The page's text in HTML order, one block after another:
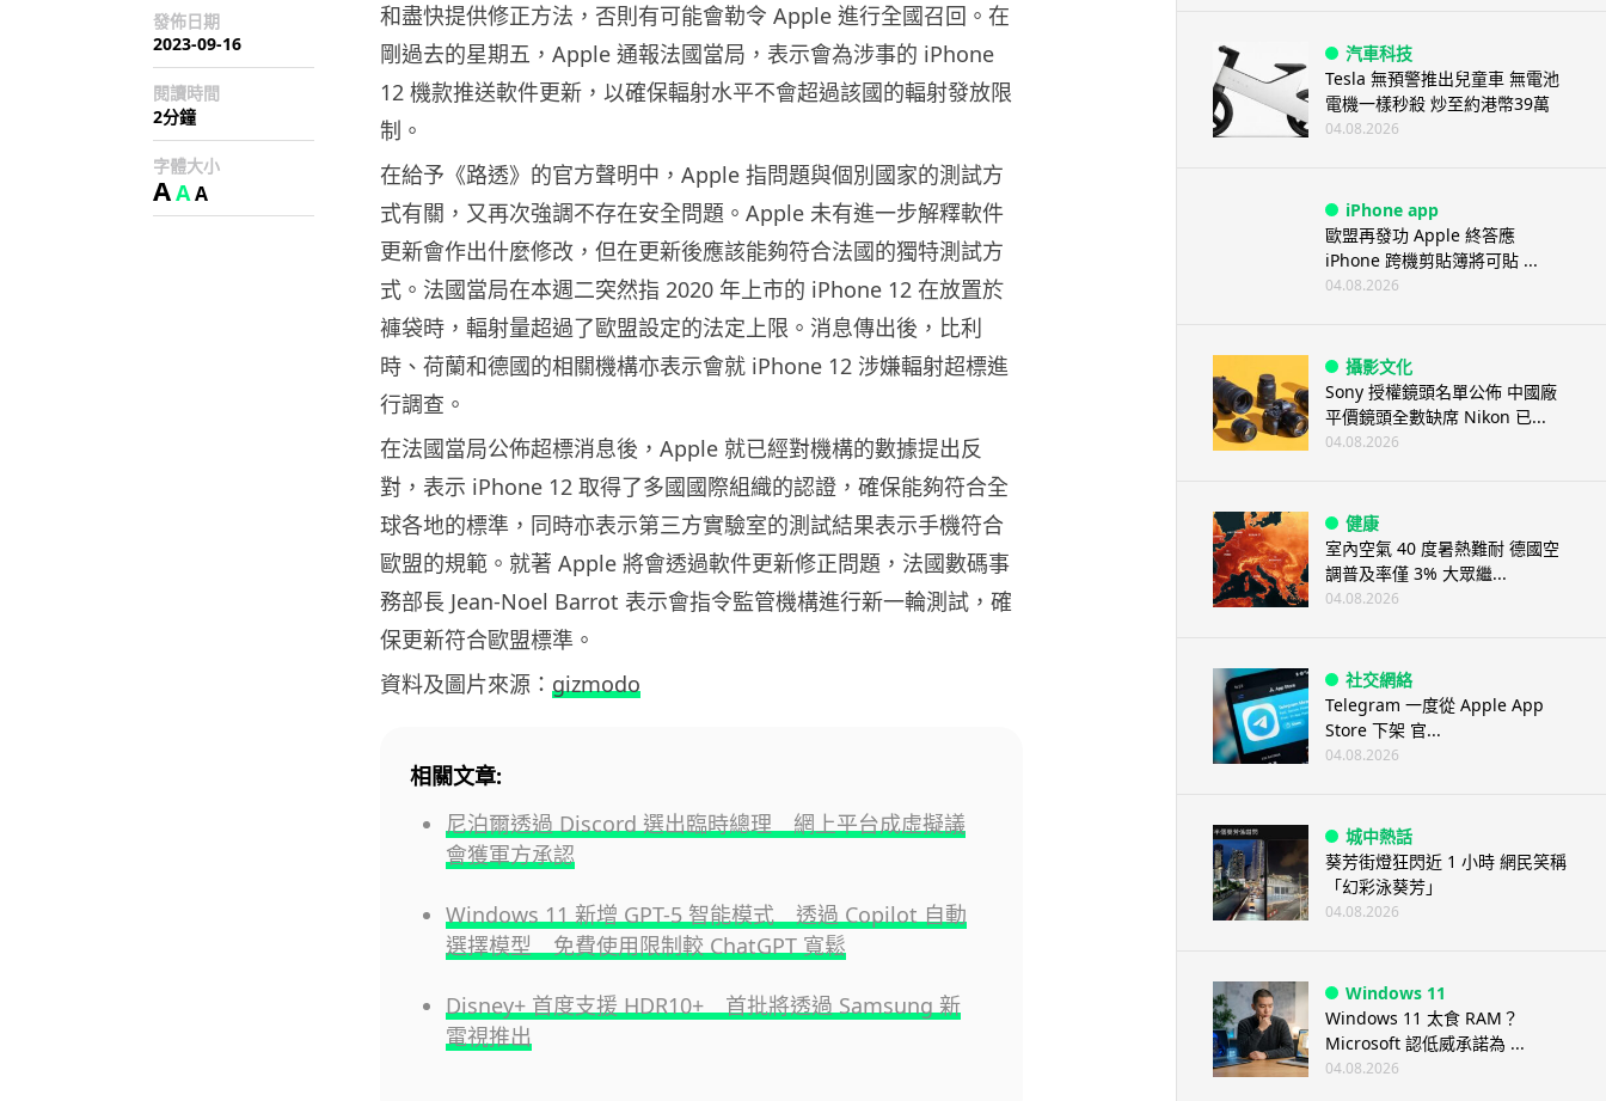
發佈日期
2023-09-16
閱讀時間
2分鐘
字體大小
AAA
和盡快提供修正方法，否則有可能會勒令 Apple 進行全國召回。在
剛過去的星期五，Apple 通報法國當局，表示會為涉事的 iPhone
12 機款推送軟件更新，以確保輻射水平不會超過該國的輻射發放限
制。
在給予《路透》的官方聲明中，Apple 指問題與個別國家的測試方
式有關，又再次強調不存在安全問題。Apple 未有進一步解釋軟件
更新會作出什麼修改，但在更新後應該能夠符合法國的獨特測試方
式。法國當局在本週二突然指 2020 年上市的 iPhone 12 在放置於
褲袋時，輻射量超過了歐盟設定的法定上限。消息傳出後，比利
時、荷蘭和德國的相關機構亦表示會就 iPhone 12 涉嫌輻射超標進
行調查。
在法國當局公佈超標消息後，Apple 就已經對機構的數據提出反
對，表示 iPhone 12 取得了多國國際組織的認證，確保能夠符合全
球各地的標準，同時亦表示第三方實驗室的測試結果表示手機符合
歐盟的規範。就著 Apple 將會透過軟件更新修正問題，法國數碼事
務部長 Jean-Noel Barrot 表示會指令監管機構進行新一輪測試，確
保更新符合歐盟標準。
資料及圖片來源： gizmodo
相關文章:
尼泊爾透過 Discord 選出臨時總理 網上平台成虛擬議
會獲軍方承認
Windows 11 新增 GPT-5 智能模式 透過 Copilot 自動
選擇模型 免費使用限制較 ChatGPT 寬鬆
Disney+ 首度支援 HDR10+ 首批將透過 Samsung 新
電視推出
汽車科技
Tesla 無預警推出兒童車 無電池
電機一樣秒殺 炒至約港幣39萬
04.08.2026
iPhone app
歐盟再發功 Apple 終答應
iPhone 跨機剪貼簿將可貼 ...
04.08.2026
攝影文化
Sony 授權鏡頭名單公佈 中國廠
平價鏡頭全數缺席 Nikon 已...
04.08.2026
健康
室內空氣 40 度暑熱難耐 德國空
調普及率僅 3% 大眾繼...
04.08.2026
社交網絡
Telegram 一度從 Apple App
Store 下架 官...
04.08.2026
城中熱話
葵芳街燈狂閃近 1 小時 網民笑稱
「幻彩泳葵芳」
04.08.2026
Windows 11
Windows 11 太食 RAM？
Microsoft 認低威承諾為 ...
04.08.2026